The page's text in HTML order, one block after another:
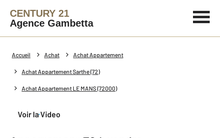
CENTURY 21
Agence Gambetta
Accueil Achat Achat Appartement
Achat Appartement Sarthe (72)
Achat Appartement LE MANS (72000)
Voir la Video